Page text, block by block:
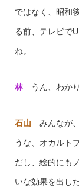
ではなく、昭和
る前、テレビで
ね。
林うん、わかり
石山 みんなが
うな、オカルト
だし、絵的にも
いな効果を出し